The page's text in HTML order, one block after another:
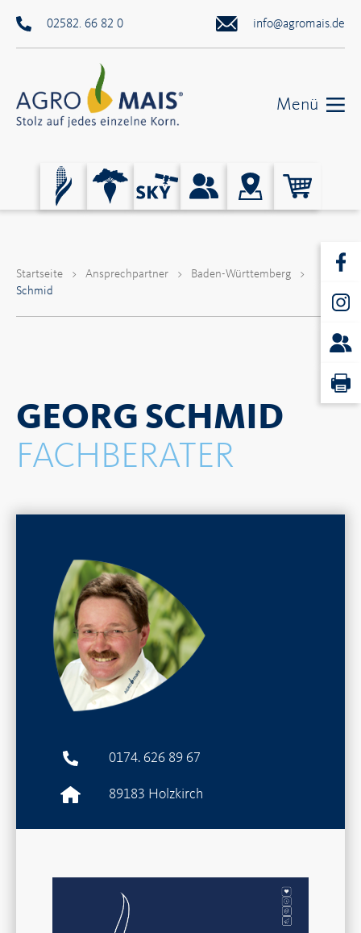
02582. 66 82 0 info@agromais.de
Menü
Startseite > Ansprechpartner > Baden-Württemberg
>
Schmid
GEORG SCHMID
FACHBERATER
0174. 626 89 67
89183 Holzkirch